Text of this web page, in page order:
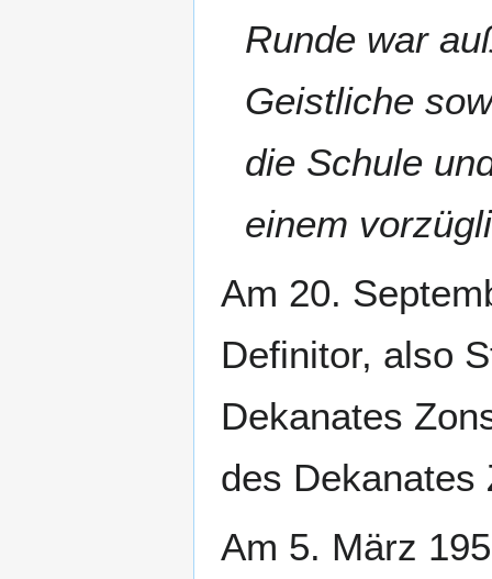
Runde war
Geistliche
die Schule
einem
Am 20.
Definitor, also
Dekanates
des Dekanates
Am 5. März